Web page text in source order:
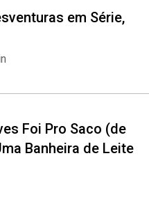
em Série,
Foi Pro Saco (de
Banheira de Leite